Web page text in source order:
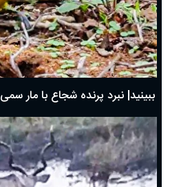
ببینید| نبرد پرنده شجاع با مار سمی